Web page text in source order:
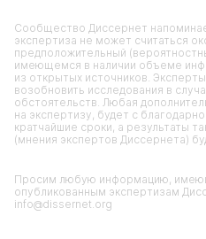
Сообщество Диссернет
экспертиза не может считаться
предположительный
имеющемся в наличии объеме
из открытых источников.
возобновить исследования в
обстоятельств. Любая
на экспертизу, будет с
кратчайшие сроки, а результаты
(мнения экспертов Диссернета)
Просим любую информацию,
опубликованным экспертизам
info@dissernet.org